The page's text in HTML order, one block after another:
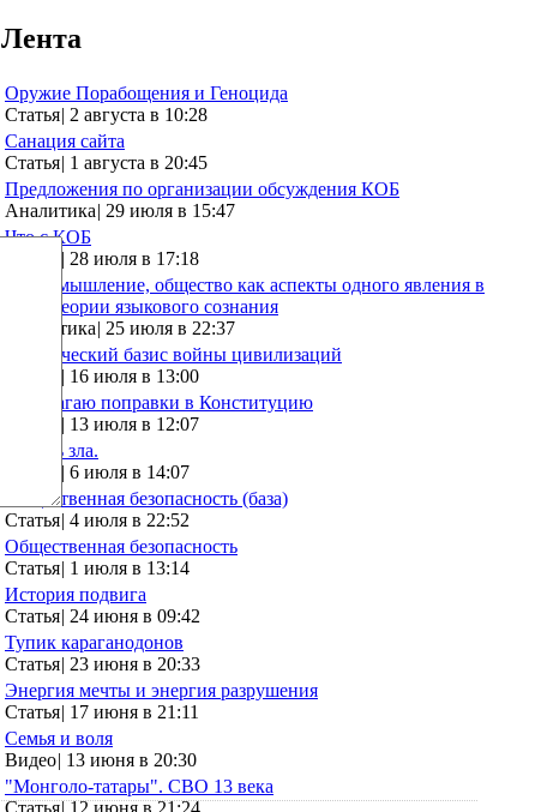
Лента
Оружие Порабощения и Геноцида
Статья| 2 августа в 10:28
Санация сайта
Статья| 1 августа в 20:45
Предложения по организации обсуждения КОБ
Аналитика| 29 июля в 15:47
Что с КОБ
| 28 июля в 17:18
Язык, мышление, общество как аспекты одного явления в
свете теории языкового сознания
Аналитика| 25 июля в 22:37
Генетический базис войны цивилизаций
| 16 июля в 13:00
Предлагаю поправки в Конституцию
| 13 июля в 12:07
Корень зла.
| 6 июля в 14:07
Общественная безопасность (база)
Статья| 4 июля в 22:52
Общественная безопасность
Статья| 1 июля в 13:14
История подвига
Статья| 24 июня в 09:42
Тупик караганодонов
Статья| 23 июня в 20:33
Энергия мечты и энергия разрушения
Статья| 17 июня в 21:11
Семья и воля
Видео| 13 июня в 20:30
"Монголо-татары". СВО 13 века